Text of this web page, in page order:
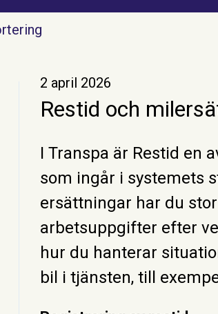
2 april 2026
Restid och
I Transpa är Restid en
som ingår i systemets
ersättningar har du
arbetsuppgifter efter
hur du hanterar
bil i tjänsten, till